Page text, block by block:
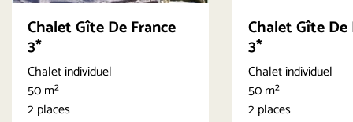
Chalet Gîte De France
3*
Chalet individuel
50 m²
2 places
Chalet Gîte De
3*
Chalet individuel
50 m²
2 places